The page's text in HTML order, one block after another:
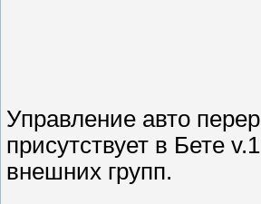
Управление авто
присутствует в Бете
внешних групп.